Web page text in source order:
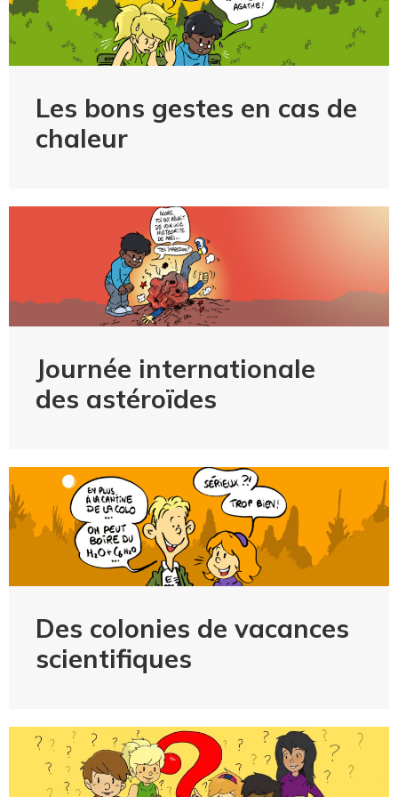
Les bons gestes en cas de
chaleur
Journée internationale
des astéroïdes
Des colonies de vacances
scientifiques